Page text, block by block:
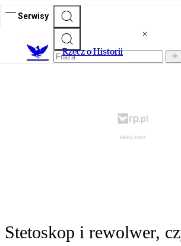
Serwisy
Rzecz o Historii
Stetoskop i rewolwer,